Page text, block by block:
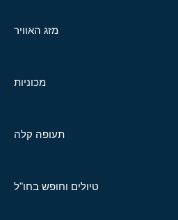
מזג האוויר
מכוניות
תעופה קלה
טיולים וחופש בחו"ל